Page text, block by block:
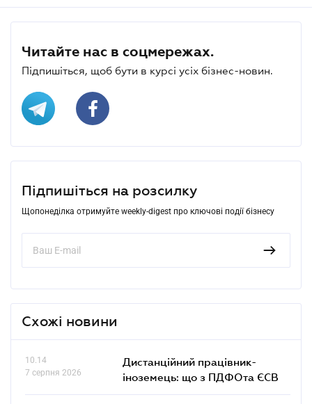
Читайте нас в соцмережах.
Підпишіться, щоб бути в курсі усіх бізнес-новин.
Підпишіться на розсилку
Щопонеділка отримуйте weekly-digest про ключові події бізнесу
Схожі новини
10.14
7 серпня 2026
Дистанційний працівник-
іноземець: що з ПДФОта ЄСВ